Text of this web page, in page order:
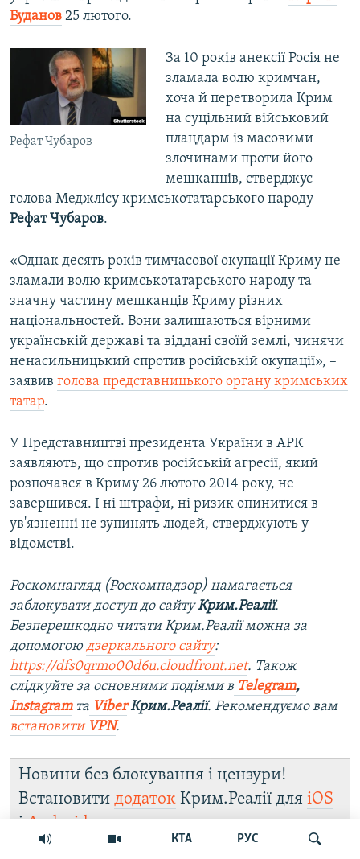
КТА РУС
Буданов 25 лютого.
Рефат Чубаров
За 10 років анексії Росія не
зламала волю кримчан,
хоча й перетворила Крим
на суцільний військовий
плацдарм із масовими
злочинами проти його
мешканців, стверджує
голова Меджлісу кримськотатарського народу
Рефат Чубаров.
«Однак десять років тимчасової окупації Криму не
зламали волю кримськотатарського народу та
значну частину мешканців Криму різних
національностей. Вони залишаються вірними
українській державі та віддані своїй землі, чинячи
ненасильницький спротив російській окупації», –
заявив голова представницького органу кримських
татар.
У Представництві президента України в АРК
заявляють, що спротив російській агресії, який
розпочався в Криму 26 лютого 2014 року, не
завершився. І ні штрафи, ні ризик опинитися в
ув'язненні не зупинять людей, стверджують у
відомстві.
Роскомнагляд (Роскомнадзор) намагається
заблокувати доступ до сайтуКрим.Реалії.
Безперешкодно читати Крим.Реалії можна за
допомогою дзеркального сайту:
https://dfs0qrmo00d6u.cloudfront.net. Також
слідкуйте за основними подіями в Telegram,
Instagramта ViberКрим.Реалії. Рекомендуємо вам
встановити VPN.
Новини без блокування і цензури!
Встановити додаток Крим.Реалії для iOS
іAndroid.